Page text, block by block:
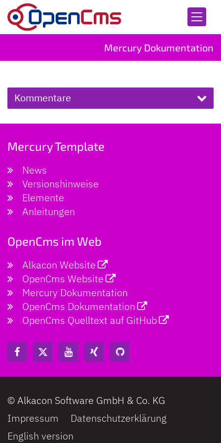
Zum Inhalt springen
Mercury Dokumentation
Kommentare
Mercury Template
News
Versionshinweise
Elemente
Anleitungen
OpenCms im Web
Alkacon Website
OpenCms Website
Mercury Dokumentation
OpenCms Dokumentation
OpenCms Quelltext auf GitHub
© Alkacon Software GmbH & Co. KG
Impressum
Datenschutzerklärung
English version